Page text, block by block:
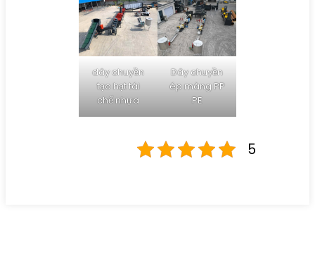
dây chuyền
tạo hạt tái
chế nhựa
Dây chuyền
ép màng PP
PE
5